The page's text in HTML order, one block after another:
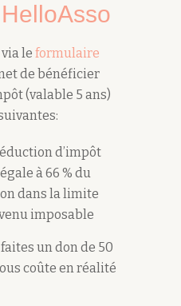
le formulaire
de bénéficier
(valable 5 ans)
d’impôt
à 66 % du
dans la limite
imposable
un don de 50
coûte en réalité